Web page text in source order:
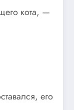
кота, —
его